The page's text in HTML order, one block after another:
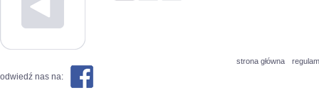
strona główna
odwiedź nas na: